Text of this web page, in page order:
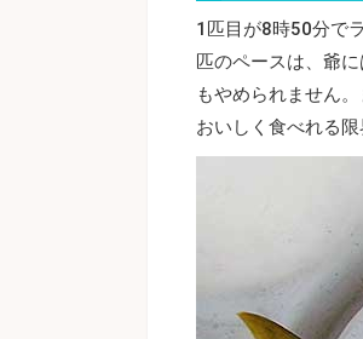
1匹目が8時50分で
匹のペースは、爺
もやめられません
おいしく食べれる限